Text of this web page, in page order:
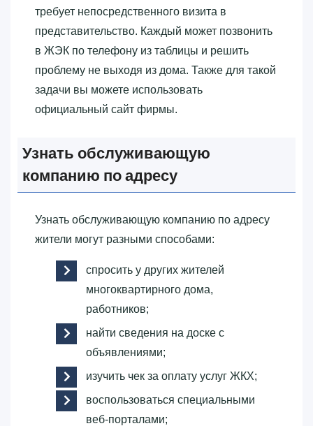
требует непосредственного визита в
представительство. Каждый может позвонить
в ЖЭК по телефону из таблицы и решить
проблему не выходя из дома. Также для такой
задачи вы можете использовать
официальный сайт фирмы.
Узнать обслуживающую
компанию по адресу
Узнать обслуживающую компанию по адресу
жители могут разными способами:
спросить у других жителей
многоквартирного дома,
работников;
найти сведения на доске с
объявлениями;
изучить чек за оплату услуг ЖКХ;
воспользоваться специальными
веб-порталами;